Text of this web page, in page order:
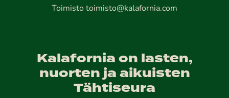
Toimisto toimisto@kalafornia.com
Kalafornia on lasten,
nuorten ja aikuisten
Tähtiseura